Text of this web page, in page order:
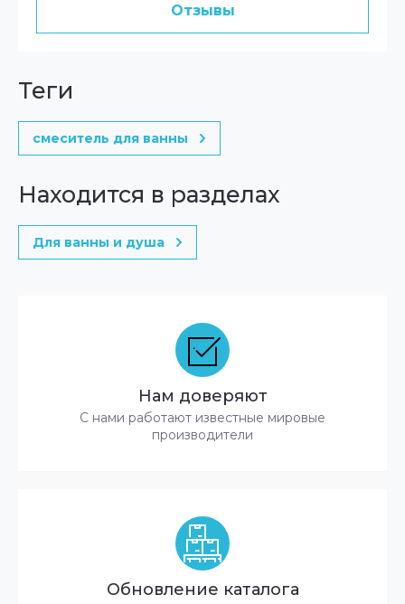
Отзывы
теги
смеситель для ванны
Находится в разделах
Для ванны и душа
Нам доверяют
С нами работают известные мировые
производители
Обновление каталога